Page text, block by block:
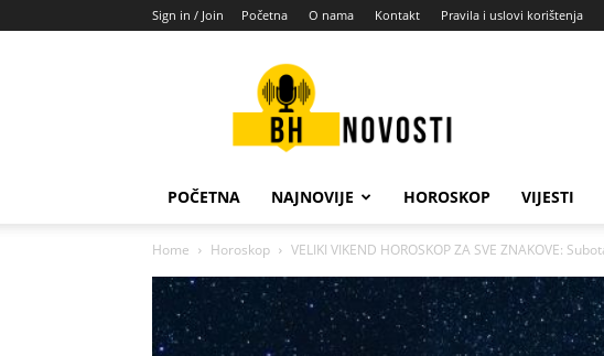
Sign in / Join Početna O nama Kontakt Pravila i uslovi korištenja
POČETNA NAJNOVIJE HOROSKOP VIJESTI
Home Horoskop VELIKI VIKEND HOROSKOP ZA SVE ZNAKOVE: